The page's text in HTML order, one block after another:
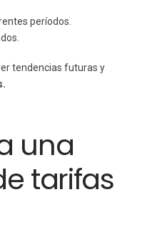
períodos.
tendencias futuras y
una
tarifas